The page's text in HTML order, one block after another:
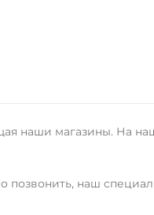
наши магазины. На
наш